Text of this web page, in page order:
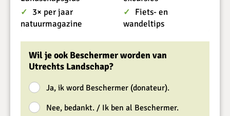
✓ 3× per jaar
natuurmagazine
✓ Fiets- en
wandeltips
Wil je ook Beschermer worden van
Utrechts Landschap?
Ja, ik word Beschermer (donateur).
Nee, bedankt. / Ik ben al Beschermer.